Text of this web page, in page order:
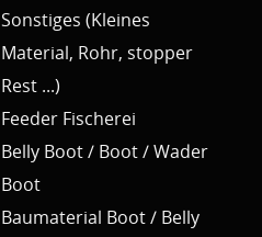
Sonstiges (Kleines
Material, Rohr, stopper
Rest ...)
Feeder Fischerei
Belly Boot / Boot / Wader
Boot
Baumaterial Boot / Belly